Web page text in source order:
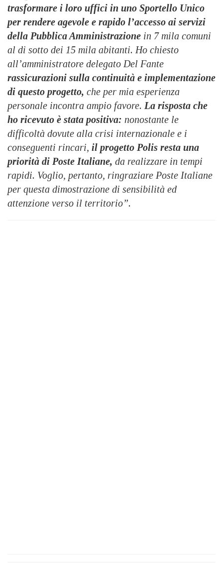
trasformare i loro uffici in uno Sportello Unico
per rendere agevole e rapido l’accesso ai servizi
della Pubblica Amministrazione in 7 mila comuni
al di sotto dei 15 mila abitanti. Ho chiesto
all’amministratore delegato Del Fante
rassicurazioni sulla continuità e implementazione
di questo progetto, che per mia esperienza
personale incontra ampio favore. La risposta che
ho ricevuto è stata positiva: nonostante le
difficoltà dovute alla crisi internazionale e i
conseguenti rincari, il progetto Polis resta una
priorità di Poste Italiane, da realizzare in tempi
rapidi. Voglio, pertanto, ringraziare Poste Italiane
per questa dimostrazione di sensibilità ed
attenzione verso il territorio”.